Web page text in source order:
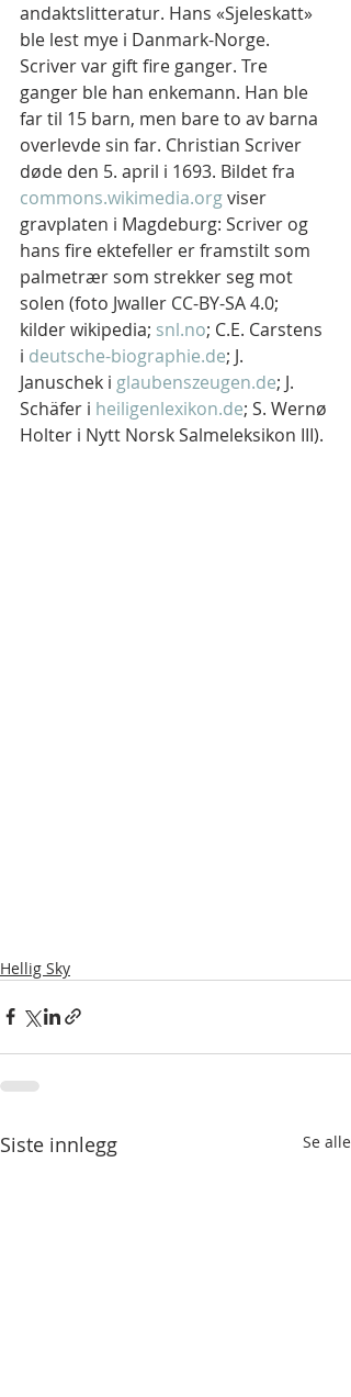
andaktslitteratur. Hans «Sjeleskatt»
ble lest mye i Danmark-Norge.
Scriver var gift fire ganger. Tre
ganger ble han enkemann. Han ble
far til 15 barn, men bare to av barna
overlevde sin far. Christian Scriver
døde den 5. april i 1693. Bildet fra
commons.wikimedia.org viser
gravplaten i Magdeburg: Scriver og
hans fire ektefeller er framstilt som
palmetrær som strekker seg mot
solen (foto Jwaller CC-BY-SA 4.0;
kilder wikipedia; snl.no; C.E. Carstens
i deutsche-biographie.de; J.
Januschek i glaubenszeugen.de; J.
Schäfer i heiligenlexikon.de; S. Wernø
Holter i Nytt Norsk Salmeleksikon III).
Hellig Sky
Siste innlegg Se alle